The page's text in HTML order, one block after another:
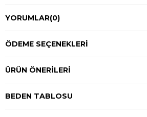
YORUMLAR(0)
ÖDEME SEÇENEKLERI
ÜRÜN ÖNERILERI
BEDEN TABLOSU